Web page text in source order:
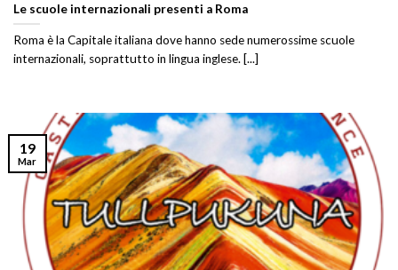
Le scuole internazionali presenti a Roma
Roma è la Capitale italiana dove hanno sede numerossime scuole
internazionali, soprattutto in lingua inglese. [...]
19
Mar